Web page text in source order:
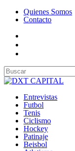
Quienes Somos
Contacto
Entrevistas
Futbol
Tenis
Ciclismo
Hockey
Patinaje
Beisbol